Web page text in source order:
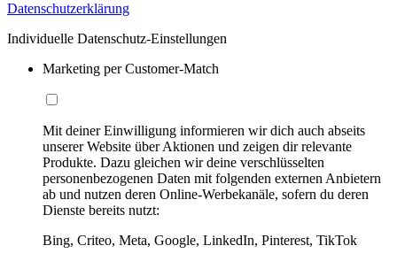
Datenschutzerklärung
Individuelle Datenschutz-Einstellungen
Marketing per Customer-Match
Mit deiner Einwilligung informieren wir dich auch abseits
unserer Website über Aktionen und zeigen dir relevante
Produkte. Dazu gleichen wir deine verschlüsselten
personenbezogenen Daten mit folgenden externen Anbietern
ab und nutzen deren Online-Werbekanäle, sofern du deren
Dienste bereits nutzt:
Bing, Criteo, Meta, Google, LinkedIn, Pinterest, TikTok